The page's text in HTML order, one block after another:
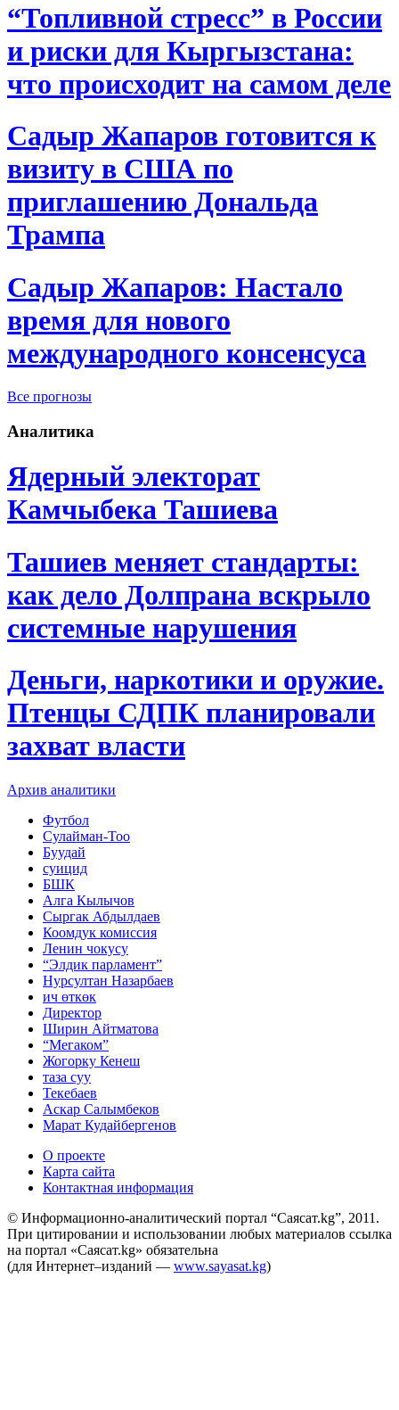
“Топливной стресс” в России
и риски для Кыргызстана:
что происходит на самом деле
Садыр Жапаров готовится к
визиту в США по
приглашению Дональда
Трампа
Садыр Жапаров: Настало
время для нового
международного консенсуса
Все прогнозы
Аналитика
Ядерный электорат
Камчыбека Ташиева
Ташиев меняет стандарты:
как дело Долпрана вскрыло
системные нарушения
Деньги, наркотики и оружие.
Птенцы СДПК планировали
захват власти
Архив аналитики
Футбол
Сулайман-Тоо
Буудай
суицид
БШК
Алга Кылычов
Сыргак Абдылдаев
Коомдук комиссия
Ленин чокусу
“Элдик парламент”
Нурсултан Назарбаев
ич өткөк
Директор
Ширин Айтматова
“Мегаком”
Жогорку Кенеш
таза суу
Текебаев
Аскар Салымбеков
Марат Кудайбергенов
О проекте
Карта сайта
Контактная информация
© Информационно-аналитический портал “Саясат.kg”, 2011.
При цитировании и использовании любых материалов ссылка
на портал «Саясат.kg» обязательна
(для Интернет–изданий — www.sayasat.kg)